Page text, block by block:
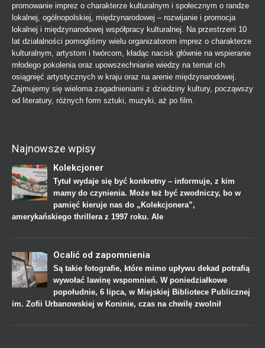
promowanie imprez o charakterze kulturalnym i społecznym o randze
lokalnej, ogólnopolskiej, międzynarodowej – rozwijanie i promocja
lokalnej i międzynarodowej współpracy kulturalnej. Na przestrzeni 10
lat działalności pomogliśmy wielu organizatorom imprez o charakterze
kulturalnym, artystom i twórcom, kładąc nacisk głównie na wspieranie
młodego pokolenia oraz upowszechnianie wiedzy na temat ich
osiągnięć artystycznych w kraju oraz na arenie międzynarodowej.
Zajmujemy się wieloma zagadnieniami z dziedziny kultury, począwszy
od literatury, różnych form sztuki, muzyki, aż po film.
Najnowsze wpisy
Kolekcjoner
Tytuł wydaje się być konkretny – informuje, z kim
mamy do czynienia. Może też być zwodniczy, bo w
pamięć kieruje nas do „Kolekcjonera”,
amerykańskiego thrillera z 1997 roku. Ale
Ocalić od zapomnienia
Są takie fotografie, które mimo upływu dekad potrafią
wywołać lawinę wspomnień. W poniedziałkowe
popołudnie, 6 lipca, w Miejskiej Bibliotece Publicznej
im. Zofii Urbanowskiej w Koninie, czas na chwilę zwolnił